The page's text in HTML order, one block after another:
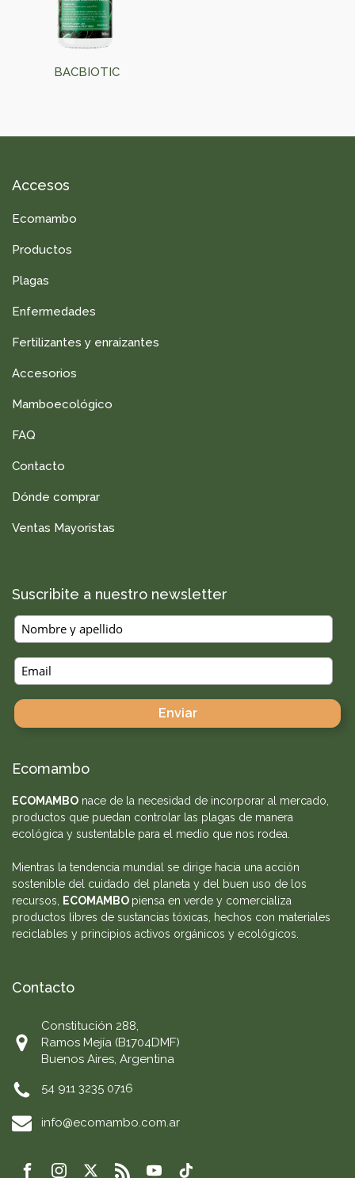
BACBIOTIC
Accesos
Ecomambo
Productos
Plagas
Enfermedades
Fertilizantes y enraizantes
Accesorios
Mamboecológico
FAQ
Contacto
Dónde comprar
Ventas Mayoristas
Suscribite a nuestro newsletter
Ecomambo
ECOMAMBO nace de la necesidad de incorporar al mercado,
productos que puedan controlar las plagas de manera
ecológica y sustentable para el medio que nos rodea.
Mientras la tendencia mundial se dirige hacia una acción
sostenible del cuidado del planeta y del buen uso de los
recursos, ECOMAMBO piensa en verde y comercializa
productos libres de sustancias tóxicas, hechos con materiales
reciclables y principios activos orgánicos y ecológicos.
Contacto
Constitución 288,
Ramos Mejía (B1704DMF)
Buenos Aires, Argentina
54 911 3235 0716
info@ecomambo.com.ar